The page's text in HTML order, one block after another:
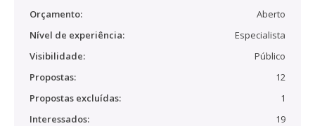
Orçamento:
Aberto
Nível de experiência:
Especialista
Visibilidade:
Público
Propostas:
12
Propostas excluídas:
1
Interessados:
19